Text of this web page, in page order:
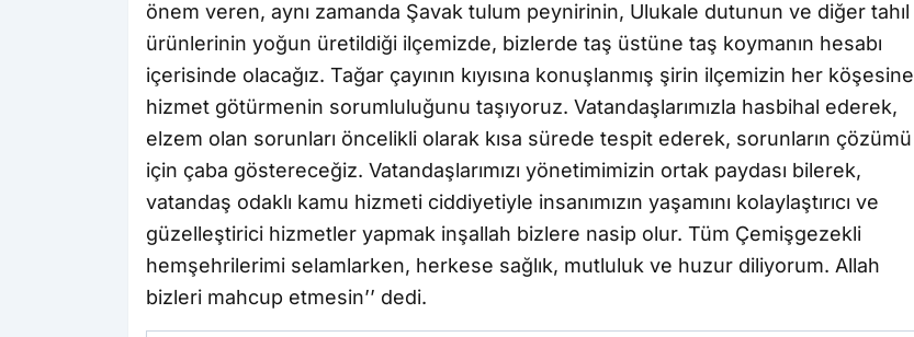
önem veren, aynı zamanda Şavak tulum peynirinin, Ulukale dutunun ve diğer tahıl
ürünlerinin yoğun üretildiği ilçemizde, bizlerde taş üstüne taş koymanın hesabı
içerisinde olacağız. Tağar çayının kıyısına konuşlanmış şirin ilçemizin her köşesine
hizmet götürmenin sorumluluğunu taşıyoruz. Vatandaşlarımızla hasbihal ederek,
elzem olan sorunları öncelikli olarak kısa sürede tespit ederek, sorunların çözümü
için çaba göstereceğiz. Vatandaşlarımızı yönetimimizin ortak paydası bilerek,
vatandaş odaklı kamu hizmeti ciddiyetiyle insanımızın yaşamını kolaylaştırıcı ve
güzelleştirici hizmetler yapmak inşallah bizlere nasip olur. Tüm Çemişgezekli
hemşehrilerimi selamlarken, herkese sağlık, mutluluk ve huzur diliyorum. Allah
bizleri mahcup etmesin’’ dedi.